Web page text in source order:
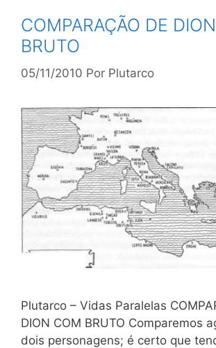
COMPARAÇÃO DE
BRUTO
05/11/2010 Por Plutarco
Plutarco – Vidas Paralelas
DION COM BRUTO Comparemos
dois personagens; é certo que